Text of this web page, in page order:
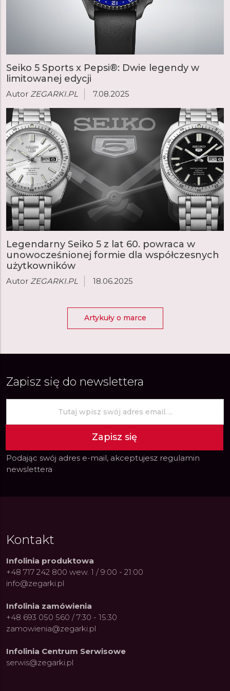
zegarków Seiko 5 Sports lub zasilaną energią słoneczną
Seiko 5 Sports x Pepsi®: Dwie legendy w
limitowanej edycji
Autor ZEGARKI.PL 7.08.2025
Legendarny Seiko 5 z lat 60. powraca w
unowocześnionej formie dla współczesnych
użytkowników
Autor ZEGARKI.PL 18.06.2025
Artykuły o marce
Zapisz się do newslettera
Zapisz się
Podając swój adres e-mail, akceptujesz regulamin
newslettera
Kontakt
Infolinia produktowa
+48 717 242 800 wew. 1 / 9:00 - 21:00
info@zegarki.pl
Infolinia zamówienia
+48 693 050 560 / 7:30 - 15:30
zamowienia@zegarki.pl
Infolinia Centrum Serwisowe
serwis@zegarki.pl